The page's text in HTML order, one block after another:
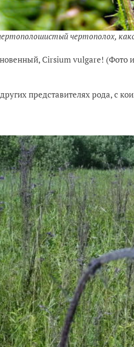
чертополох,
Cirsium vulgare! (Фото
представителях рода, с